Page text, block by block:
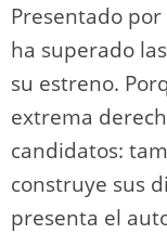
Presentado
ha superado
su estreno.
extrema
candidatos:
construye sus
presenta el